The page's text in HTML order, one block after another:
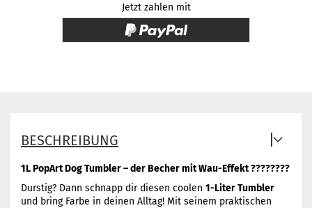
Jetzt zahlen mit
BESCHREIBUNG
1L PopArt Dog Tumbler – der Becher mit Wau-Effekt ????????
Durstig? Dann schnapp dir diesen coolen 1-Liter Tumbler
und bring Farbe in deinen Alltag! Mit seinem praktischen